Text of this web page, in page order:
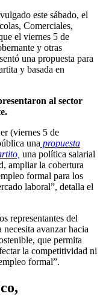
este sábado, el
Comerciales,
el viernes 5 de
y otras
una propuesta para
y basada en
al sector
(viernes 5 de
una propuesta
una política salarial
ampliar la cobertura
formal para los
laboral”, detalla el
representantes del
avanzar hacia
que permita
la competitividad ni
formal”.